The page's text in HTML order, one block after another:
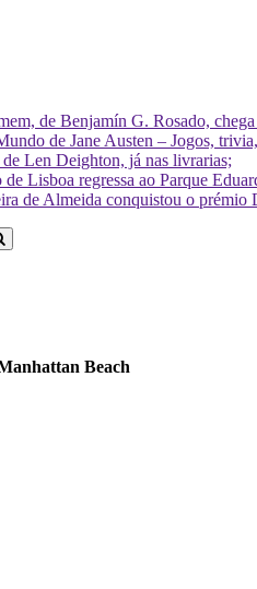
de Benjamín G. Rosado,
de Jane Austen – Jogos,
Len Deighton, já nas livrarias;
Lisboa regressa ao Parque
de Almeida conquistou o
Beach